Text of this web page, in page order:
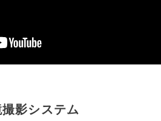
影システム